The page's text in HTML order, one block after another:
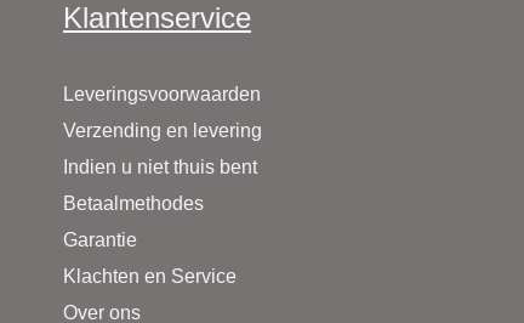
Klantenservice
Leveringsvoorwaarden
Verzending en levering
Indien u niet thuis bent
Betaalmethodes
Garantie
Klachten en Service
Over ons